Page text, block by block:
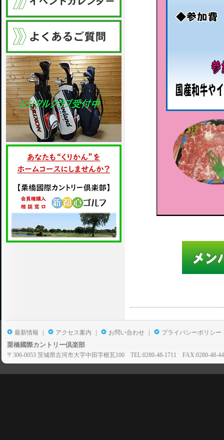
最新情報 | アクセス案内 | お問い合わせ | プライバシーポリシー
栗橋國際カントリー倶楽部
〒306-0053 茨城県古河市大字中田字根瓦100 TEL:0280-48-1711 FAX:0280-48-